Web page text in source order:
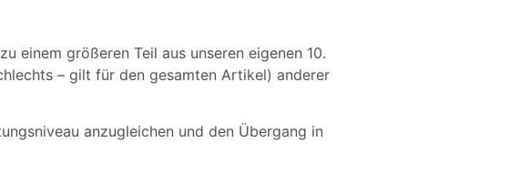
einem größeren Teil aus unseren eigenen 10.
– gilt für den gesamten Artikel) anderer
anzugleichen und den Übergang in